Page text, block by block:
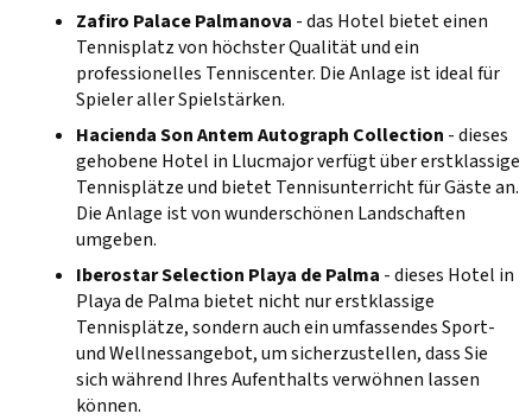
Zafiro Palace Palmanova - das Hotel bietet einen
Tennisplatz von höchster Qualität und ein
professionelles Tenniscenter. Die Anlage ist ideal für
Spieler aller Spielstärken.
Hacienda Son Antem Autograph Collection - dieses
gehobene Hotel in Llucmajor verfügt über erstklassige
Tennisplätze und bietet Tennisunterricht für Gäste an.
Die Anlage ist von wunderschönen Landschaften
umgeben.
Iberostar Selection Playa de Palma - dieses Hotel in
Playa de Palma bietet nicht nur erstklassige
Tennisplätze, sondern auch ein umfassendes Sport-
und Wellnessangebot, um sicherzustellen, dass Sie
sich während Ihres Aufenthalts verwöhnen lassen
können.